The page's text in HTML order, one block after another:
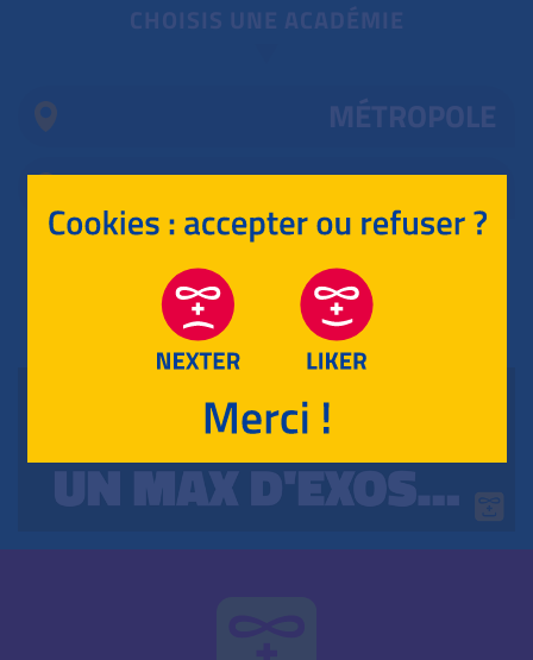
CHOISIS UNE ACADÉMIE
MÉTROPOLE
ANTILLES-GUYANE
RETOUR